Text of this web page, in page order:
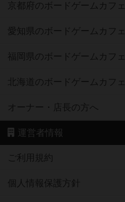
京都府のボードゲームカフェ
愛知県のボードゲームカフェ
福岡県のボードゲームカフェ
北海道のボードゲームカフェ
オーナー・店長の方へ
運営者情報
ご利用規約
個人情報保護方針